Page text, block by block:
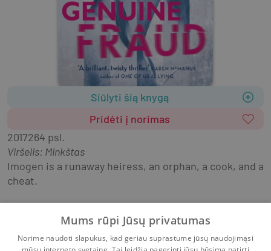
Siūlyti šią knygą
Pridėti į norimas
2017264 psl.
Viršelis: Minkštas
Imogen is a runaway heiress, an orphan, a cook, and a
cheat.
An intense friendship. A disappearance. A murder, or
Mums rūpi Jūsų privatumas
Norime naudoti slapukus, kad geriau suprastume jūsų naudojimąsi